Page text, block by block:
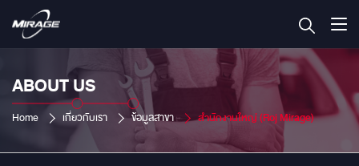
ABOUT US
Home เกี่ยวกับเรา ข้อมูลสาขา สำนักงานใหญ่ (Roj Mirage)